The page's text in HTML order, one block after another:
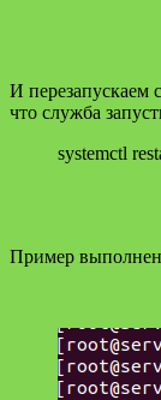
И перезапускаем
что служба
systemctl
Пример